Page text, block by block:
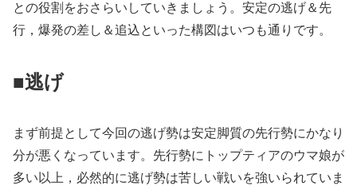
との役割をおさらいしていきましょう。安定の逃げ＆先
行，爆発の差し＆追込といった構図はいつも通りです。
■逃げ
まず前提として今回の逃げ勢は安定脚質の先行勢にかなり
分が悪くなっています。先行勢にトップティアのウマ娘が
多い以上，必然的に逃げ勢は苦しい戦いを強いられていま